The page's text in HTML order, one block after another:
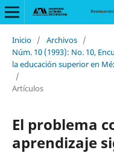
Inicio / Archivos /
Núm. 10 (1993): No. 10,
la educación superior en
/
Artículos
El problema
aprendizaje